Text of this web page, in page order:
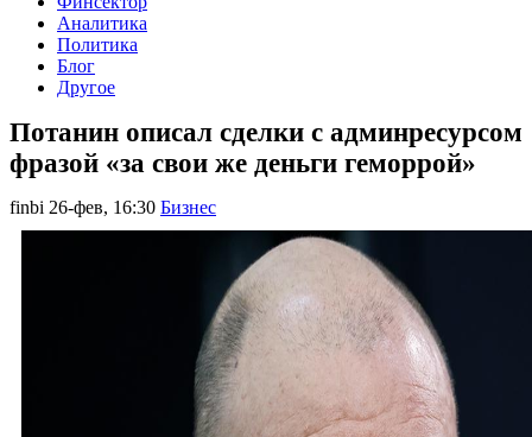
Аналитика
Политика
Блог
Другое
Потанин описал сделки с админресурсом
фразой «за свои же деньги геморрой»
finbi 26-фев, 16:30 Бизнес